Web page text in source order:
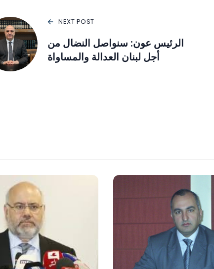
NEXT POST
الرئيس عون: سنواصل النضال من
أجل لبنان العدالة والمساواة